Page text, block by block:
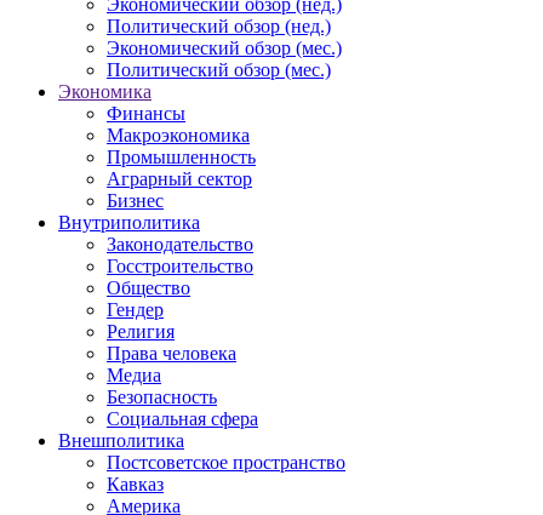
Экономический обзор (нед.)
Политический обзор (нед.)
Экономический обзор (мес.)
Политический обзор (мес.)
Экономика
Финансы
Макроэкономика
Промышленность
Аграрный сектор
Бизнес
Внутриполитика
Законодательство
Госстроительство
Общество
Гендер
Религия
Права человека
Медиа
Безопасность
Социальная сфера
Внешполитика
Постсоветское пространство
Кавказ
Америка